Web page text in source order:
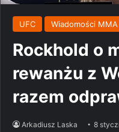
UFC Wiadomości MMA
Rockhold o
rewanżu z
razem
Arkadiusz Laska 8